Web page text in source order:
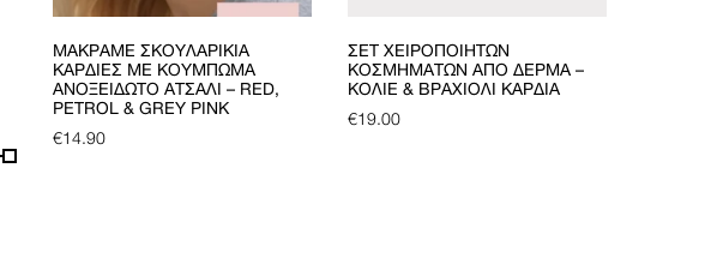
ΜΑΚΡΑΜΈ ΣΚΟΥΛΑΡΊΚΙΑ
ΚΑΡΔΙΈΣ ΜΕ ΚΟΎΜΠΩΜΑ
ΑΝΟΞΕΊΔΩΤΟ ΑΤΣΆΛΙ – RED,
PETROL & GREY PINK
€14.90
ΣΕΤ ΧΕΙΡΟΠΟΊΗΤΩΝ
ΚΟΣΜΗΜΆΤΩΝ ΑΠΌ ΔΈΡΜΑ –
ΚΟΛΙΈ & ΒΡΑΧΙΌΛΙ ΚΑΡΔΙΆ
€19.00